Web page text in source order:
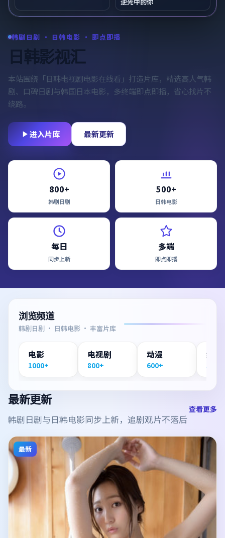
韩剧日剧 · 日韩电影 · 即点即播
日韩影视汇
本站围绕「日韩电视剧电影在线看 」打造片库，精选高人气韩
剧、口碑日剧与韩国日本电影，多终端即点即播，省心找片不
绕路。
进入片库 最新更新
800+
韩剧日剧
500+
日韩电影
每日
同步上新
多端
即点即播
浏览频道
韩剧日剧 · 日韩电影 · 丰富片库
电影
1000+
电视剧
800+
动漫
600+
纪录
300+
最新更新
韩剧日剧与日韩电影同步上新，追剧观片不落后
查看更多
最新